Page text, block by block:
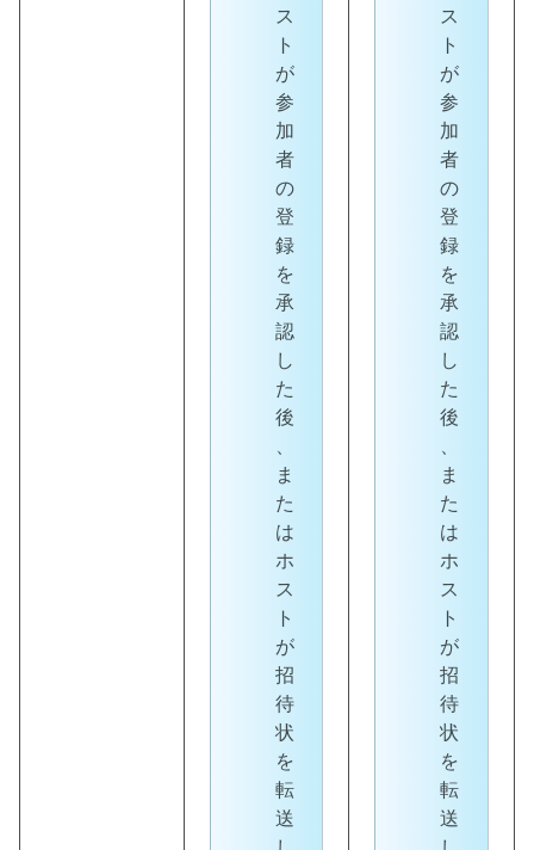
ス
ト
が
参
加
者
の
登
録
を
承
認
し
た
後
、
ま
た
は
ホ
ス
ト
が
招
待
状
を
転
送
ス
ト
が
参
加
者
の
登
録
を
承
認
し
た
後
、
ま
た
は
ホ
ス
ト
が
招
待
状
を
転
送